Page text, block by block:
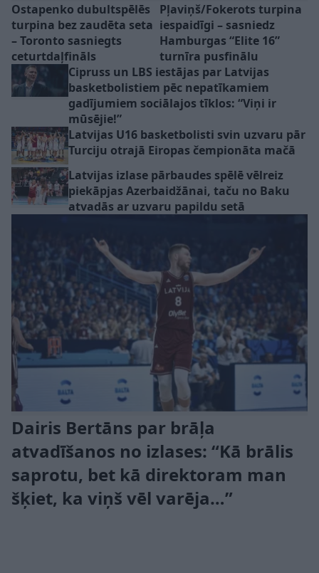
Ostapenko dubultspēlēs
turpina bez zaudēta seta
– Toronto sasniegts
ceturtdaļfināls
Pļaviņš/Fokerots turpina
iespaidīgi – sasniedz
Hamburgas “Elite 16”
turnīra pusfinālu
Cipruss un LBS iestājas par Latvijas
basketbolistiem pēc nepatīkamiem
gadījumiem sociālajos tīklos: “Viņi ir
mūsējie!”
Latvijas U16 basketbolisti svin uzvaru pār
Turciju otrajā Eiropas čempionāta mačā
Latvijas izlase pārbaudes spēlē vēlreiz
piekāpjas Azerbaidžānai, taču no Baku
atvadās ar uzvaru papildu setā
Dairis Bertāns par brāļa
atvadīšanos no izlases: “Kā brālis
saprotu, bet kā direktoram man
šķiet, ka viņš vēl varēja…”